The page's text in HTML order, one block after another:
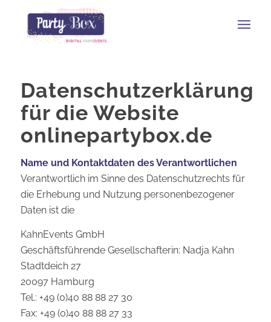
Datenschutzerklärung
für die Website
onlinepartybox.de
Name und Kontaktdaten des Verantwortlichen
Verantwortlich im Sinne des Datenschutzrechts für
die Erhebung und Nutzung personenbezogener
Daten ist die
KahnEvents GmbH
Geschäftsführende Gesellschafterin: Nadja Kahn
Stadtdeich 27
20097 Hamburg
Tel.: +49 (0)40 88 88 27 30
Fax: +49 (0)40 88 88 27 33